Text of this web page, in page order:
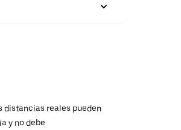
distancias reales pueden
y no debe